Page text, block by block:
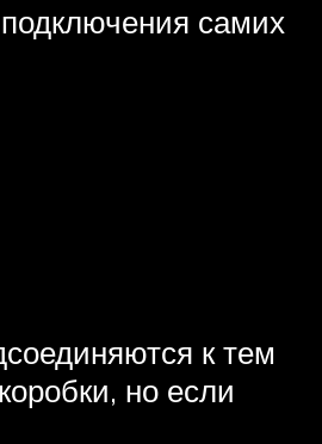
самих
к тем
но если